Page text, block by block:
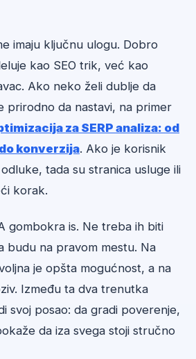
imaju ključnu ulogu. Dobro
kao SEO trik, već kao
Ako neko želi dublje da
prirodno da nastavi, na primer
za SERP analiza: od
konverzija. Ako je korisnik
tada su stranica usluge ili
korak.
gombokra is. Ne treba ih biti
budu na pravom mestu. Na
je opšta mogućnost, a na
Između ta dva trenutka
svoj posao: da gradi poverenje,
da iza svega stoji stručno